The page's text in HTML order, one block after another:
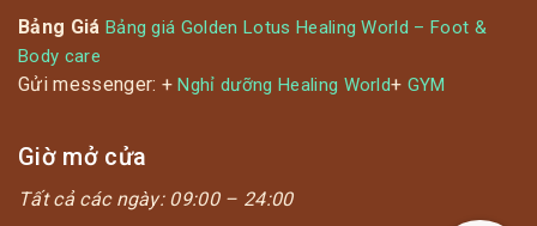
Bảng Giá Bảng giá Golden Lotus Healing World – Foot &
Body care
Gửi messenger: +Nghỉ dưỡng Healing World+ GYM
Giờ mở cửa
Tất cả các ngày: 09:00 – 24:00